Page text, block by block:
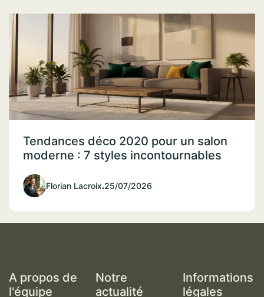
Tendances déco 2020 pour un salon
moderne : 7 styles incontournables
Florian Lacroix.25/07/2026
A propos de
l'équipe
Notre
actualité
Informations
légales